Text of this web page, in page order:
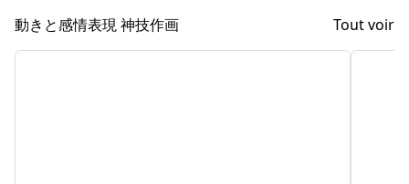
動きと感情表現 神技作画 Tout voir